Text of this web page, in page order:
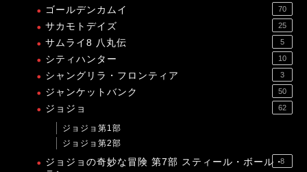
ゴールデンカムイ 70
サカモトデイズ 25
サムライ8 八丸伝 5
シティハンター 10
シャングリラ・フロンティア 3
ジャンケットバンク 50
ジョジョ 62
ジョジョ第1部
ジョジョ第2部
ジョジョの奇妙な冒険 第7部 スティール・ボール・
8